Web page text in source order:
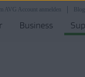
Blog
AVG Account anmelden
Business